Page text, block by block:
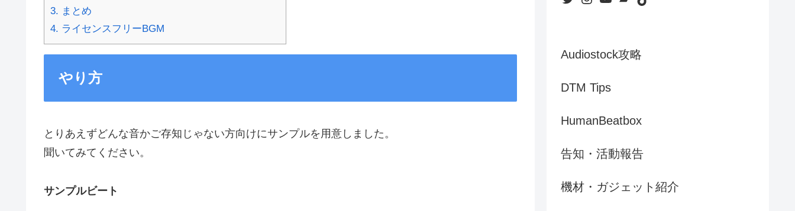
3. まとめ
4. ライセンスフリーBGM
やり方
とりあえずどんな音かご存知じゃない方向けにサンプルを用意しました。
聞いてみてください。
サンプルビート
Audiostock攻略
DTM Tips
HumanBeatbox
告知・活動報告
機材・ガジェット紹介